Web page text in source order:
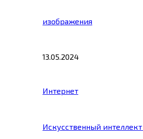
изображения
13.05.2024
Интернет
Искусственный